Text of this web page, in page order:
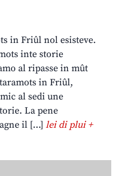
in Friûl nol esisteve.
inte storie
al ripasse in mût
in Friûl,
al sedi une
La pene
il […]lei di plui +